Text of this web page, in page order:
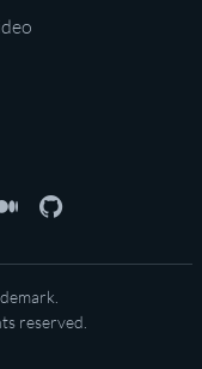
reserved.